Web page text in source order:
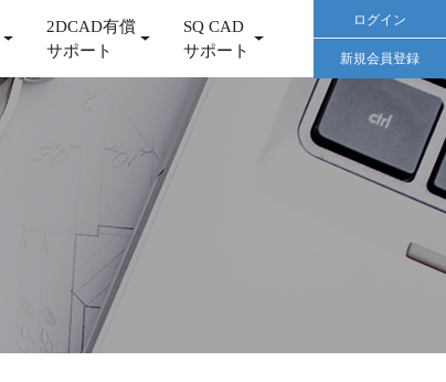
2DCAD有償
サポート
SQ CAD
サポート
ログイン
新規会員登録